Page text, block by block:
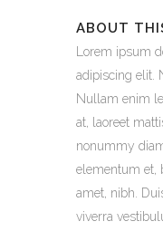
ABOUT
Lorem ipsum
adipiscing elit.
Nullam enim
at, laoreet
nonummy
elementum et,
amet, nibh.
viverra